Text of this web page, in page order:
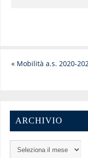
«Mobilità a.s. 2020-
ARCHIVIO